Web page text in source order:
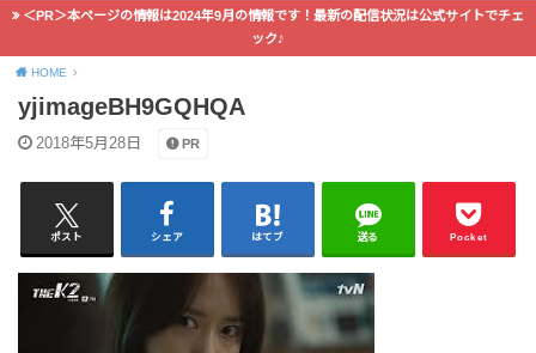
＜PR＞本ページの情報は2024年9月の情報です！最新の配信状況は公式サイトでチェ
ック♪
HOME
yjimageBH9GQHQA
2018年5月28日 PR
ポスト シェア はてブ 送る Pocket